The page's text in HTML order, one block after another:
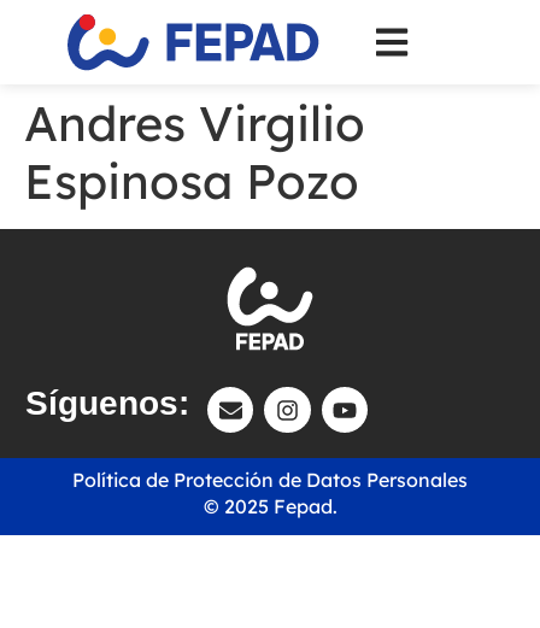
Andres Virgilio
Espinosa Pozo
Síguenos:
© 2025 Fepad.
Política de Protección de Datos Personales